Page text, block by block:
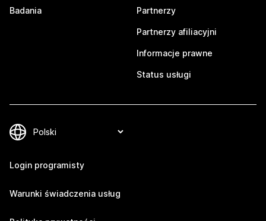
Badania Partnerzy
Partnerzy afiliacyjni
Informacje prawne
Status usługi
Login programisty
Warunki świadczenia usług